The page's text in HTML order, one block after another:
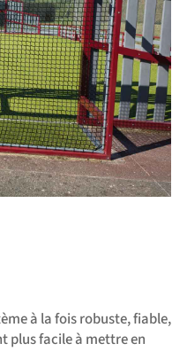
à la fois robuste, fiable,
plus facile à mettre en